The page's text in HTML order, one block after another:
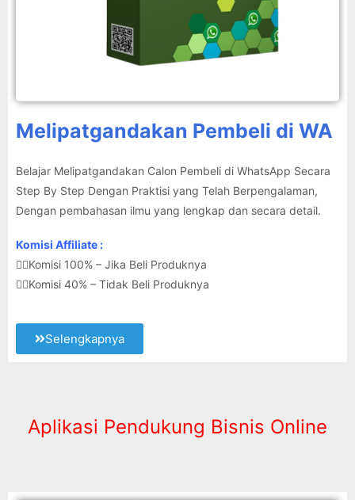
Melipatgandakan Pembeli di WA
Belajar Melipatgandakan Calon Pembeli di WhatsApp Secara
Step By Step Dengan Praktisi yang Telah Berpengalaman,
Dengan pembahasan ilmu yang lengkap dan secara detail.
Komisi Affiliate :
👉🏽Komisi 100% – Jika Beli Produknya
👉🏽Komisi 40% – Tidak Beli Produknya
Selengkapnya
Aplikasi Pendukung Bisnis Online